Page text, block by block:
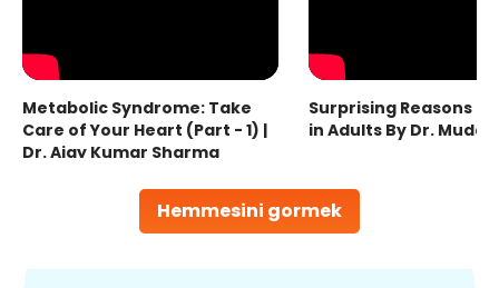
Hemmesini gormek
Metabolic Syndrome: Take
Care of Your Heart (Part - 1) |
Dr. Ajay Kumar Sharma
Surprising Reasons
in Adults By Dr.